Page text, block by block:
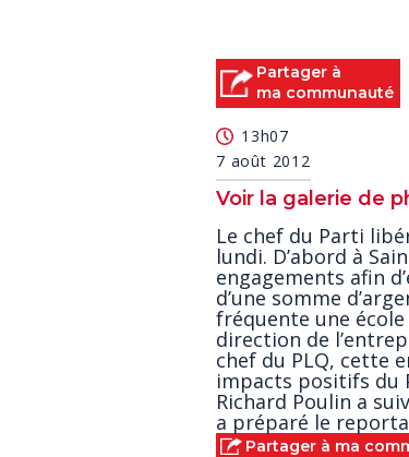
90%
Partager à
ma communauté
13h07
7 août 2012
Voir la galerie de
Le chef du Parti
lundi. D’abord à
engagements afin
d’une somme
fréquente une
direction de
chef du PLQ, cette
impacts positifs du
Richard Poulin a
a préparé le
Partager à ma